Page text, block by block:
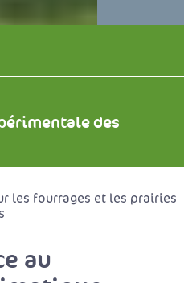
des
les fourrages et les prairies
au